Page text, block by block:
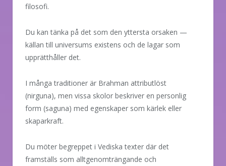
filosofi.
Du kan tänka på det som den yttersta orsaken —
källan till universums existens och de lagar som
upprätthåller det.
I många traditioner är Brahman attributlöst
(nirguna), men vissa skolor beskriver en personlig
form (saguna) med egenskaper som kärlek eller
skaparkraft.
Du möter begreppet i Vediska texter där det
framställs som alltgenomträngande och